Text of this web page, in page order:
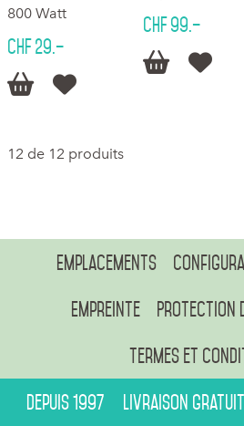
800 Watt
CHF 29.–
 
CHF 99.–
 
12 de 12 produits
Emplacements
Empreinte Protection
Termes et
Depuis 1997
Livraison